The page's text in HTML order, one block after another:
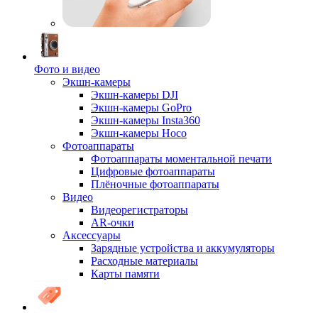
Фото и видео
Экшн-камеры
Экшн-камеры DJI
Экшн-камеры GoPro
Экшн-камеры Insta360
Экшн-камеры Hoco
Фотоаппараты
Фотоаппараты моментальной печати
Цифровые фотоаппараты
Плёночные фотоаппараты
Видео
Видеорегистраторы
AR-очки
Аксессуары
Зарядные устройства и аккумуляторы
Расходные материалы
Карты памяти